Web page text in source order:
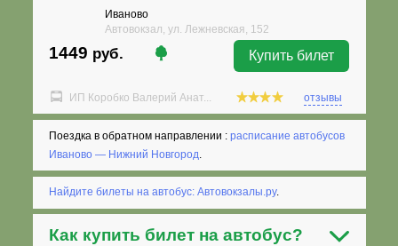
Иваново
Автовокзал, ул. Лежневская, 152
1449 руб. Купить билет
ИП Коробко Валерий Анат... отзывы
Поездка в обратном направлении :расписание автобусов
Иваново — Нижний Новгород
Найдите билеты на автобус: Автовокзалы.ру.
Как купить билет на автобус?